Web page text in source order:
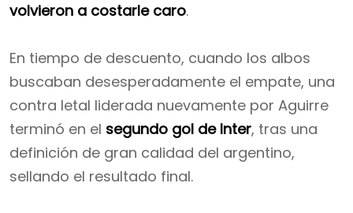
volvieron a costarle caro.
En tiempo de descuento, cuando los albos
buscaban desesperadamente el empate, una
contra letal liderada nuevamente por Aguirre
terminó en el segundo gol de Inter, tras una
definición de gran calidad del argentino,
sellando el resultado final.